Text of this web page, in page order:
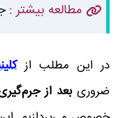
مطالعه بیشتر :
در این مطلب از
ضروریبعد از